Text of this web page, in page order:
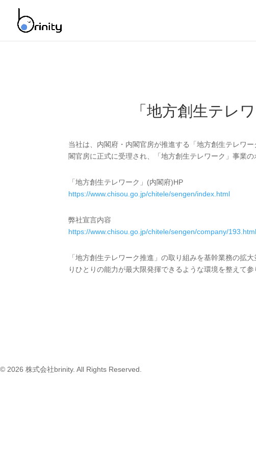
「地方創生テレ
当社は、内閣府・内閣官房が推進する「地方創生テレワ
閣官房に正式に受理され、「地方創生テレワーク」事業
「地方創生テレワーク」(内閣府)HP
https://www.chisou.go.jp/chitele/sengen/index.html
弊社宣言内容
https://www.chisou.go.jp/chitele/sengen/company/193.html
「地方創生テレワーク推進」の取り組みを基幹業務の拡
りひとりの能力が最大限発揮できるような環境を整えて参
© 2026 株式会社brinity. All Rights Reserved.